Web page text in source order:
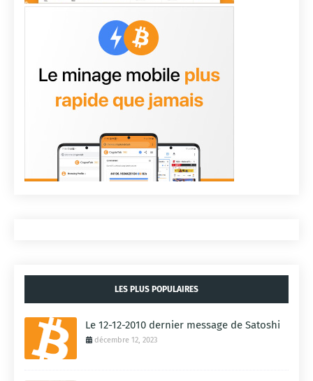
LES PLUS POPULAIRES
Le 12-12-2010 dernier message de Satoshi
décembre 12, 2023